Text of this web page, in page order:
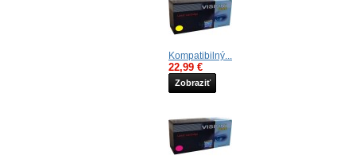
Kompatibilný...
22,99 €
Zobraziť